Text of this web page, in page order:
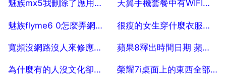
魅族mx5我刪除了應用怎麼恢復
2025-07-29
天翼手機套餐中有WIFI上網時長，如何使用
2025-07-29
魅族flyme6 0怎麼弄網路簡訊
2025-07-29
很瘦的女生穿什麼衣服好？怎麼搭？
2025-07-29
寬頻沒網路沒人來修應該找誰 30
2025-07-29
蘋果8釋出時間日期 蘋果8什麼時候釋出 2026年iphone釋出時間
2025-07-29
為什麼有的人沒文化卻能創業成功 榮耀7i桌面上的東西全部隱藏了,怎樣可以復原